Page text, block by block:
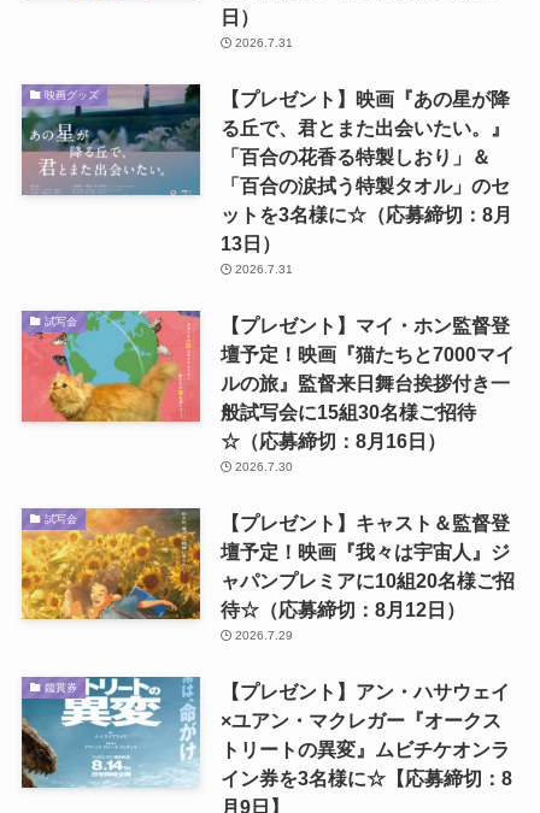
日）
2026.7.31
映画グッズ
【プレゼント】映画『あの星が降
る丘で、君とまた出会いたい。』
「百合の花香る特製しおり」＆
「百合の涙拭う特製タオル」のセ
ットを3名様に☆（応募締切：8月
13日）
2026.7.31
試写会
【プレゼント】マイ・ホン監督登
壇予定！映画『猫たちと7000マイ
ルの旅』監督来日舞台挨拶付き一
般試写会に15組30名様ご招待
☆（応募締切：8月16日）
2026.7.30
試写会
【プレゼント】キャスト＆監督登
壇予定！映画『我々は宇宙人』ジ
ャパンプレミアに10組20名様ご招
待☆（応募締切：8月12日）
2026.7.29
鑑賞券
【プレゼント】アン・ハサウェイ
×ユアン・マクレガー『オークス
トリートの異変』ムビチケオンラ
イン券を3名様に☆【応募締切：8
月9日】